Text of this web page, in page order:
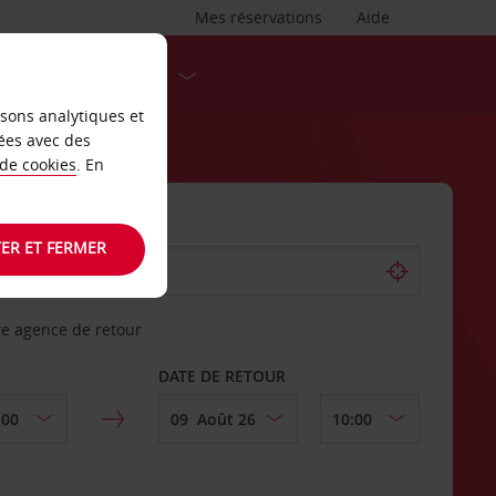
Aide
Mes réservations
agence de retour
DATE DE RETOUR
analytiques et
avec des
cookies. En
ET FERMER